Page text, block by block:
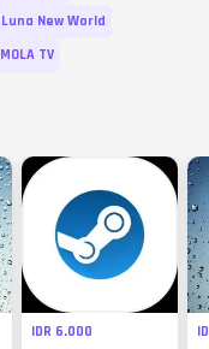
New World
TV
IDR 6.000